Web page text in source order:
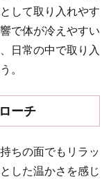
して取り入れやす
で体が冷えやすい
日常の中で取り入
。
ーチ
ちの面でもリラッ
した温かさを感じ